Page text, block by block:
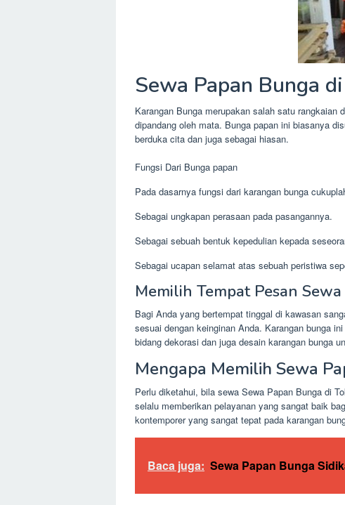
Sewa Papan Bunga
Karangan Bunga merupakan salah satu rangkaian
dipandang oleh mata. Bunga papan ini biasanya
berduka cita dan juga sebagai hiasan.
Fungsi Dari Bunga papan
Pada dasarnya fungsi dari karangan bunga
Sebagai ungkapan perasaan pada pasangannya.
Sebagai sebuah bentuk kepedulian kepada
Sebagai ucapan selamat atas sebuah peristiwa
Memilih Tempat Pesan
Bagi Anda yang bertempat tinggal di kawasan
sesuai dengan keinginan Anda. Karangan bunga
bidang dekorasi dan juga desain karangan bunga
Mengapa Memilih Sewa
Perlu diketahui, bila sewa Sewa Papan Bunga di
selalu memberikan pelayanan yang sangat baik
kontemporer yang sangat tepat pada karangan
Baca juga: Sewa Papan Bunga